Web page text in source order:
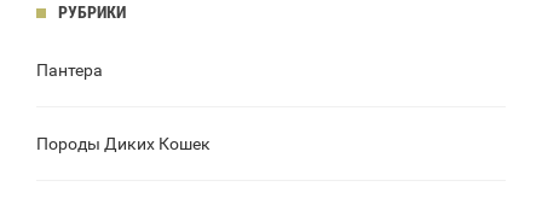
РУБРИКИ
Пантера
Породы Диких Кошек